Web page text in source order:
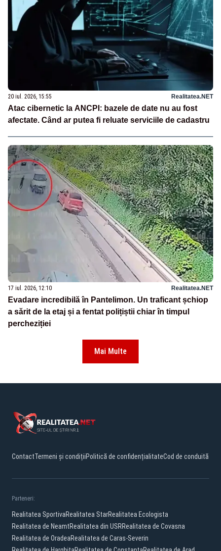
20 iul. 2026, 15:55 Realitatea.NET
Atac cibernetic la ANCPI: bazele de date nu au fost
afectate. Când ar putea fi reluate serviciile de cadastru
17 iul. 2026, 12:10 Realitatea.NET
Evadare incredibilă în Pantelimon. Un traficant șchiop
a sărit de la etaj și a fentat polițiștii chiar în timpul
percheziției
Mai Multe
ContactTermeni și condițiiPolitică de confidențialitateCod de conduită
Parteneri:
Realitatea SportivaRealitatea StarRealitatea Ecologista
Realitatea de NeamtRealitatea din USRRealitatea de Covasna
Realitatea de OradeaRealitatea de Caras-Severin